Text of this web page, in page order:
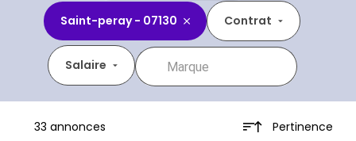
Saint-peray - 07130 Contrat
Salaire
33 annonces Pertinence